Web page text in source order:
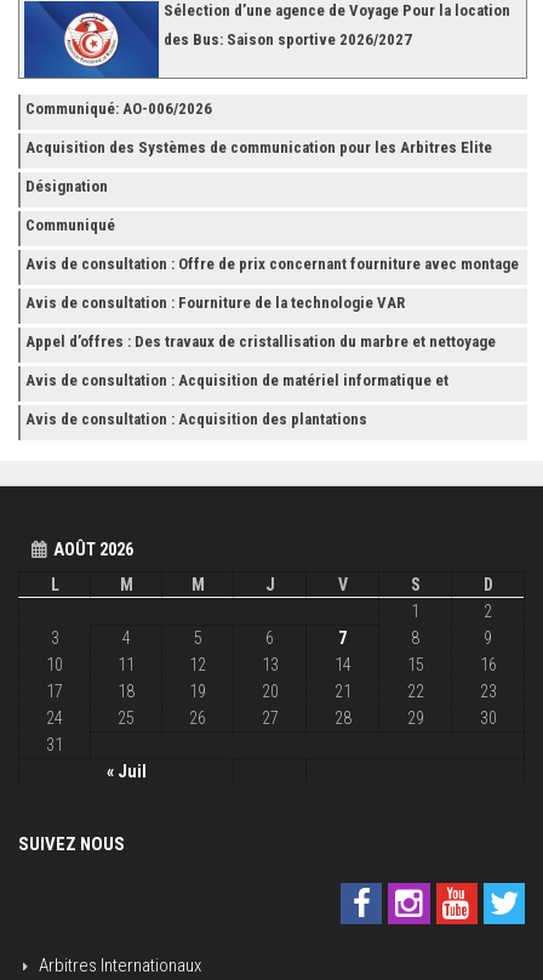
Sélection d’une agence de Voyage Pour la location
des Bus: Saison sportive 2026/2027
Communiqué: AO-006/2026
Acquisition des Systèmes de communication pour les Arbitres Elite
Désignation
Communiqué
Avis de consultation : Offre de prix concernant fourniture avec montage
et finition de RAYONNAGES pour la Fédération Tunisienne de Football
Avis de consultation : Fourniture de la technologie VAR
Appel d’offres : Des travaux de cristallisation du marbre et nettoyage
des grès
Avis de consultation : Acquisition de matériel informatique et
Accessoires
Avis de consultation : Acquisition des plantations
AOÛT 2026
L
M M J V S D
« Juil
1
2
3
4 5 6 7 8
9
10
11 12 13 14 15
16
17
18 19 20 21 22
23
24
25 26 27 28 29
30
31
SUIVEZ NOUS
Arbitres Internationaux